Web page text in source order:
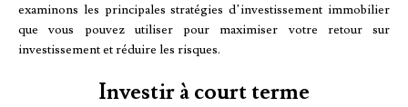
examinons les principales stratégies d’investissement immobilier
que vous pouvez utiliser pour maximiser votre retour sur
investissement et réduire les risques.
Investir à court terme